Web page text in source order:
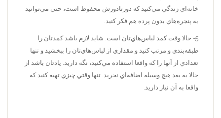
خانه‌اي زندگي مي‌كنيد كه دورتادورش محفوظ است، حتي مي‌توانيد
به پنجره‌هاي بدون پرده هم فكر كنيد.
5- حالا وقت كمد لباس‌هاي‌تان است. شايد لازم باشد كمدتان را
طبقه‌بندي و مرتب كنيد و مقداري از لباس‌هاي‌تان را ببخشيد و تنها
تعدادي از آنها را که واقعا استفاده مي‌كنيد، نگه داريد. يادتان باشد از
حالا به بعد هيچ وسيله اضافه‌اي نخريد. تنها وقتي چيزي تهيه كنيد كه
واقعا به آن نياز دارید.